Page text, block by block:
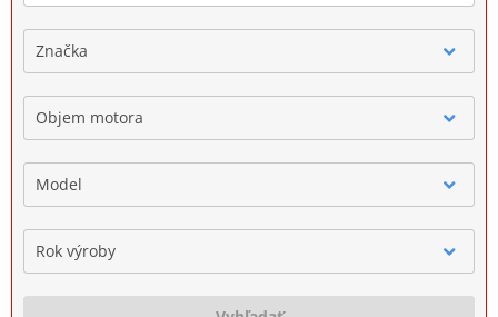
Značka
Objem motora
Model
Rok výroby